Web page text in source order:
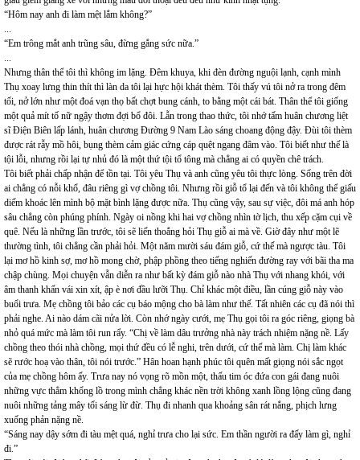
“Hôm nay anh đi làm mệt lắm không?”
...
“Em trông mắt anh trũng sâu, đừng gắng sức nữa.”
...
Nhưng thân thể tôi thì không im lặng. Đêm khuya, khi đèn đường nguội lạnh, cạnh mình
Thụ xoay lưng thin thít thì làn da tôi lại hực hội khát thèm. Tôi thấy vú tôi nở ra trong đêm
tối, nở lớn như một đoá vạn thọ bất chợt bung cánh, to bằng một cái bát. Thân thể tôi giống
một quả mít tố nữ ngậy thơm đợi bổ đôi. Lẫn trong thao thức, tôi nhớ tấm huân chương liệt
sĩ Điện Biên lấp lánh, huân chương Đường 9 Nam Lào sáng choang động đậy. Đùi tôi thèm
được rát rẫy mồ hôi, bụng thèm cảm giác cứng cáp quệt ngang đâm vào. Tôi biết như thế là
tội lỗi, nhưng rồi lại tự nhủ đó là một thứ tội tổ tông mà chẳng ai có quyền chê trách.
Tôi biết phải chấp nhận để tồn tại. Tôi yêu Thụ và anh cũng yêu tôi thực lòng. Sống trên đời
ai chẳng có nỗi khổ, đâu riêng gì vợ chồng tôi. Nhưng rồi giỗ tổ lại đến và tôi không thể giấu
diếm khoác lên mình bộ mặt bình lặng được nữa. Thụ cũng vậy, sau sự việc, đôi má anh hóp
sâu chẳng còn phúng phính. Ngày oi nồng khi hai vợ chồng nhìn tờ lịch, thu xếp cặm cụi về
quê. Nếu là những lần trước, tôi sẽ liến thoắng hỏi Thụ giỗ ai mà về. Giờ đây như một lẽ
thường tình, tôi chẳng cần phải hỏi. Một năm mười sáu đám giỗ, cứ thế mà ngược tàu. Tôi
lại mơ hồ kinh sợ, mơ hồ mong chờ, phập phồng theo tiếng nghiến đường ray với bãi tha ma
chập chùng. Mọi chuyện vẫn diễn ra như bất kỳ đám giỗ nào nhà Thụ với nhang khói, với
âm thanh khấn vái xin xít, ập è nơi đầu lưỡi Thụ. Chỉ khác một điều, lần cúng giỗ này vào
buổi trưa. Mẹ chồng tôi bảo các cụ báo mộng cho bà làm như thế. Tất nhiên các cụ đã nói thì
phải nghe. Ai nào dám cãi nửa lời. Còn nhớ ngày cưới, mẹ Thụ gọi tôi ra góc riêng, giọng bà
nhỏ quá mức mà làm tôi run rẩy. “Chị về làm dâu trưởng nhà này trách nhiệm nặng nề. Lấy
chồng theo thói nhà chồng, mọi thứ đều có lễ nghi, trên dưới, cứ thế mà làm. Chị làm khác
sẽ rước hoạ vào thân, tôi nói trước.” Hân hoan hạnh phúc tôi quên mất giọng nói sắc ngọt
của mẹ chồng hôm ấy. Trưa nay nó vọng rõ mồn một, thấu tim óc đứa con gái đang nuôi
những vực thẳm khổng lồ trong mình chẳng khác nền trời không xanh lồng lộng cũng đang
nuôi những tảng mây tối sáng lừ đừ. Thụ đi nhanh qua khoảng sân rát nắng, phịch lưng
xuống phản nặng nề.
“Sáng nay dậy sớm đi tàu mệt quá, nghỉ trưa cho lại sức. Em thần người ra đấy làm gì, nghỉ
đi.”